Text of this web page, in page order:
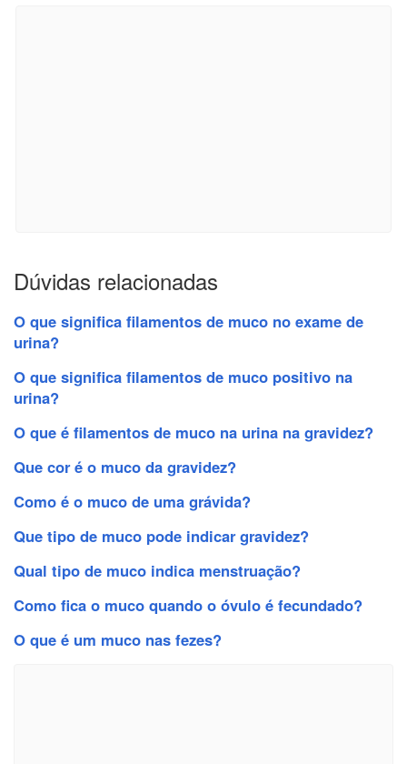
Dúvidas relacionadas
O que significa filamentos de muco no exame de
urina?
O que significa filamentos de muco positivo na
urina?
O que é filamentos de muco na urina na gravidez?
Que cor é o muco da gravidez?
Como é o muco de uma grávida?
Que tipo de muco pode indicar gravidez?
Qual tipo de muco indica menstruação?
Como fica o muco quando o óvulo é fecundado?
O que é um muco nas fezes?